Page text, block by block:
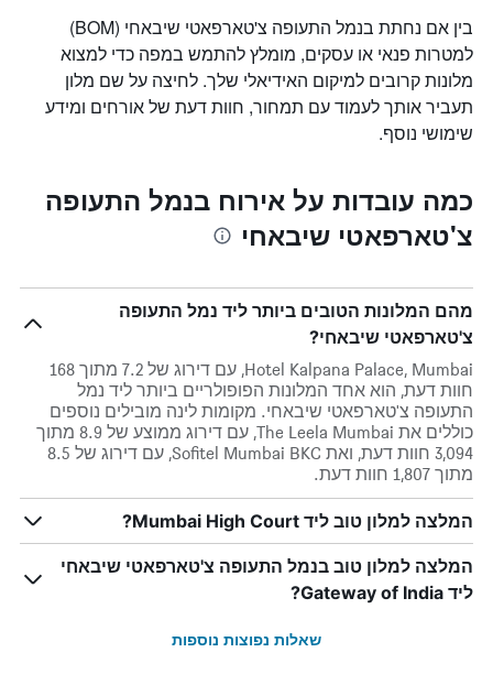
בין אם נחתת בנמל התעופה צ'טארפאטי שיבאחי (BOM)
למטרות פנאי או עסקים, מומלץ להתמש במפה כדי למצוא
מלונות קרובים למיקום האידיאלי שלך. לחיצה על שם מלון
תעביר אותך לעמוד עם תמחור, חוות דעת של אורחים ומידע
שימושי נוסף.
כמה עובדות על אירוח בנמל התעופה
צ'טארפאטי שיבאחי
מהם המלונות הטובים ביותר ליד נמל התעופה
צ'טארפאטי שיבאחי?
Hotel Kalpana Palace, Mumbai, עם דירוג של 7.2 מתוך 168
חוות דעת, הוא אחד המלונות הפופולריים ביותר ליד נמל
התעופה צ'טארפאטי שיבאחי. מקומות לינה מובילים נוספים
כוללים את The Leela Mumbai, עם דירוג ממוצע של 8.9 מתוך
3,094 חוות דעת, ואת Sofitel Mumbai BKC, עם דירוג של 8.5
מתוך 1,807 חוות דעת.
המלצה למלון טוב ליד Mumbai High Court?
המלצה למלון טוב בנמל התעופה צ'טארפאטי שיבאחי
ליד Gateway of India?
שאלות נפוצות נוספות